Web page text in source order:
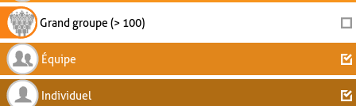
Grand groupe (> 100)
Équipe
Individuel